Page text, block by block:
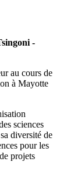
-
au cours de
à Mayotte
sciences
diversité de
pour les
projets